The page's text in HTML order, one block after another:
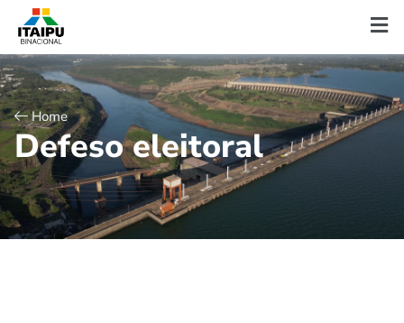
Home
Defeso eleitoral